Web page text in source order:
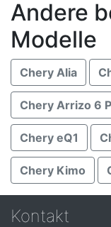
Andere
Modelle
Chery Alia
Chery Arrizo 6
Chery eQ1
Chery Kimo
Kontakt